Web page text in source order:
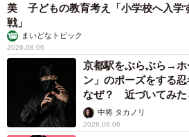
美 子どもの教育考え「小学校へ入学
戦」
まいどなトピック
2026.08.06
京都駅をぶらぶら→ホ
ン」のポーズをする
なぜ？ 近づいてみ
未熟」中将 タカノリ
2026.08.06